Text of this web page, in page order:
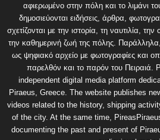
αφιερωμένο στην πόλη και το λιμάνι
δημοσιεύονται ειδήσεις, άρθρα,
σχετίζονται με την ιστορία, τη ναυτιλία, την
την καθημερινή ζωή της πόλης.
ως ψηφιακό αρχείο με φωτογραφίες και
παρελθόν και το παρόν του Πειραιά.
independent digital media platform
Piraeus, Greece. The website publishes
videos related to the history, shipping
of the city. At the same time,
documenting the past and present of